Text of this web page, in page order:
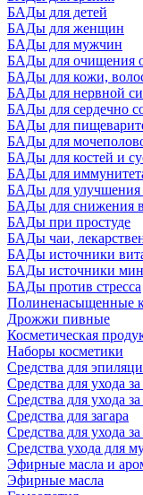
БАДы для детей
БАДы для женщин
БАДы для мужчин
БАДы для очищения
БАДы для кожи,
БАДы для нервной
БАДы для сердечно
БАДы для
БАДы для
БАДы для костей и
БАДы для
БАДы для улучшения
БАДы для снижения
БАДы при простуде
БАДы чаи,
БАДы источники
БАДы источники
БАДы против стресса
Полиненасыщенные
Дрожжи пивные
Косметическая
Наборы косметики
Средства для
Средства для ухода
Средства для ухода
Средства для загара
Средства для ухода
Средства ухода для
Эфирные масла и
Эфирные масла